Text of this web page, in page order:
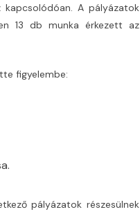
kapcsolódóan. A pályázatok
13 db munka érkezett az
figyelembe:
pályázatok részesülnek